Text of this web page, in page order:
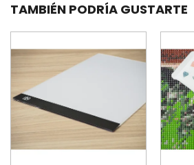
TAMBIÉN PODRÍA GUSTARTE